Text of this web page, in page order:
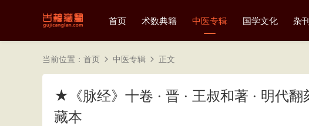
首页 术数典籍 中医专辑 国学文化 杂
当前位置： 首页 中医专辑 正文
★《脉经》十卷 · 晋 · 王叔和著 · 明代
藏本